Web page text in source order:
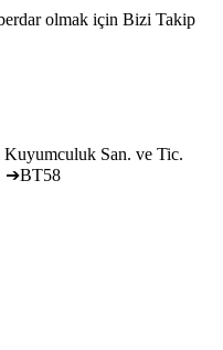
olmak için Bizi Takip
San. ve Tic.
➔BT58